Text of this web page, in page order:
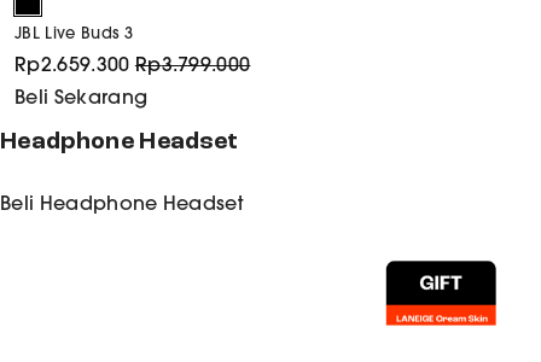
JBL Live Buds 3
Rp2.659.300 Rp3.799.000
Beli Sekarang
Headphone Headset
Beli Headphone Headset